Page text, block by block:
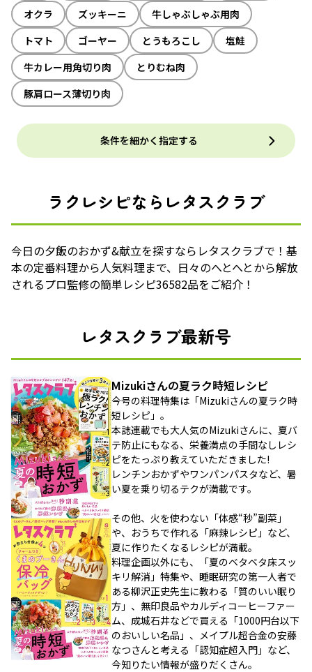
オクラ
ズッキーニ
牛しゃぶしゃぶ用肉
トマト
ゴーヤー とうもろこし
塩鮭
牛カレー用角切り肉
とりむね肉
豚肩ロース薄切り肉
条件を細かく指定する
ラクレシピならレタスクラブ
今日の夕飯のおかず&献立を探すならレタスクラブで！基
本の定番料理から人気料理まで、日々のへとへとから解放
されるプロ監修の簡単レシピ36582品をご紹介！
レタスクラブ最新号
Mizukiさんの夏ラク時短レシピ
今号の料理特集は「Mizukiさんの夏ラク時
短レシピ」。
本誌連載でも大人気のMizukiさんに、夏バ
テ防止にもなる、栄養満点の手間なしレシ
ピをたっぷり教えていただきました!
レンチンおかずやワンパンパスタなど、暑
い夏を乗り切るテクが満載です。
その他、火を使わない「体感“秒”副菜」
や、おうちで作れる「麻辣レシピ」など、
夏に作りたくなるレシピが満載。
料理企画以外にも、「夏のベタベタ床スッ
キリ解消」特集や、睡眠研究の第一人者で
ある柳沢正史先生に教わる「質のいい眠り
方」、無印良品やカルディコーヒーファー
ム、成城石井などで買える「1000円台以下
のおいしい名品」、メイプル超合金の安藤
なつさんと考える「認知症超入門」など、
今知りたい情報が盛りだくさん。